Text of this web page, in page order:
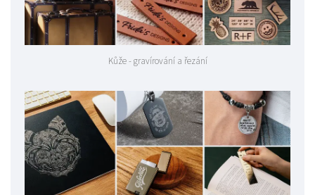
Kůže - gravírování a řezání